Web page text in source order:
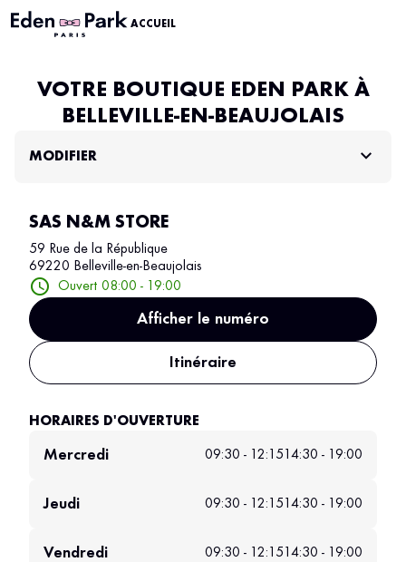
ACCUEIL
VOTRE BOUTIQUE EDEN PARK À
BELLEVILLE-EN-BEAUJOLAIS
MODIFIER
SAS N&M STORE
59 Rue de la République
69220 Belleville-en-Beaujolais
Ouvert 08:00 - 19:00
Afficher le numéro
Itinéraire
HORAIRES D'OUVERTURE
Mercredi 09:30 - 12:1514:30 - 19:00
Jeudi 09:30 - 12:1514:30 - 19:00
Vendredi 09:30 - 12:1514:30 - 19:00